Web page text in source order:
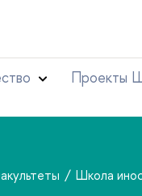
Проекты
Школа